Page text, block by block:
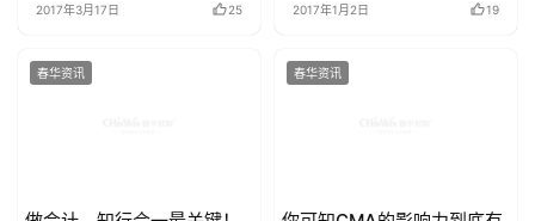
2017年3月17日 25 2017年1月2日 19
春华资讯 春华资讯